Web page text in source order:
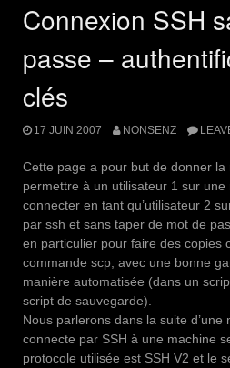
Connexion SSH
passe –
clés
17 JUIN 2007 NONSENZ
Cette page a pour but de donner
permettre à un utilisateur 1 sur
connecter en tant qu’utilisateur 2
par ssh et sans taper de mot de
en particulier pour faire des copies
commande scp, avec une bonne
manière automatisée (dans un
script de sauvegarde).
Nous parlerons dans la suite d’une
connecte par SSH à une machine
protocole utilisée est SSH V2 et le